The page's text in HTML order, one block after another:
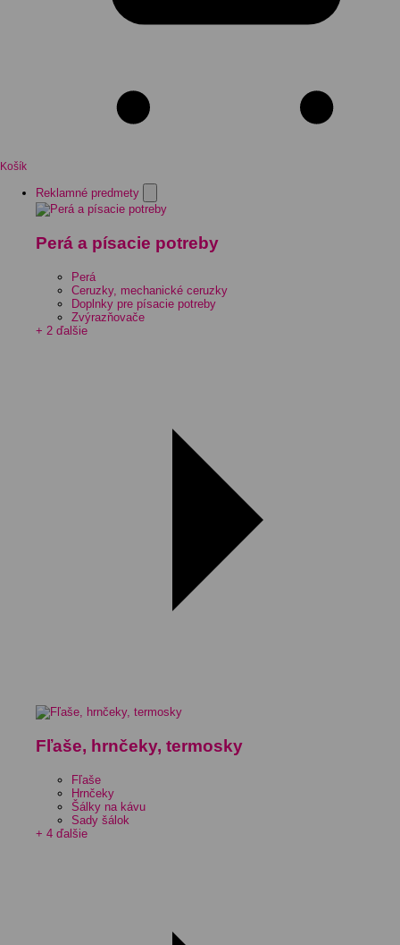
Košík
Reklamné predmety
Perá a písacie potreby
Perá
Ceruzky, mechanické ceruzky
Doplnky pre písacie potreby
Zvýrazňovače
+ 2 ďalšie
Fľaše, hrnčeky, termosky
Fľaše
Hrnčeky
Šálky na kávu
Sady šálok
+ 4 ďalšie